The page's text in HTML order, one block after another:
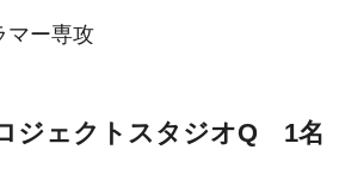
マー専攻
ジェクトスタジオQ 1名